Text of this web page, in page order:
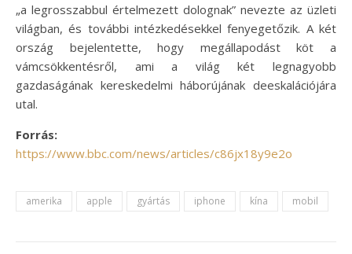
„a legrosszabbul értelmezett dolognak” nevezte az üzleti
világban, és további intézkedésekkel fenyegetőzik. A két
ország bejelentette, hogy megállapodást köt a
vámcsökkentésről, ami a világ két legnagyobb
gazdaságának kereskedelmi háborújának deeskalációjára
utal.
Forrás:
https://www.bbc.com/news/articles/c86jx18y9e2o
amerika apple gyártás iphone kína mobil